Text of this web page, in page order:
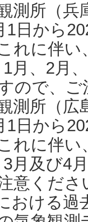
測所（
1日から
れに伴い
月、2月
ので、
測所（
1日から
れに伴い
月及び4
意くだ
おける過